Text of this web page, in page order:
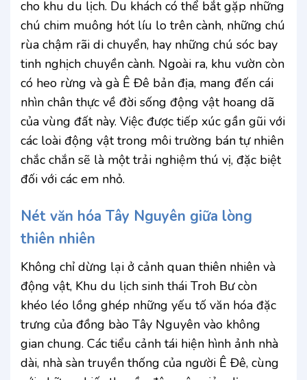
cho khu du lịch. Du khách có thể bắt gặp những
chú chim muông hót líu lo trên cành, những chú
rùa chậm rãi di chuyển, hay những chú sóc bay
tinh nghịch chuyền cành. Ngoài ra, khu vườn còn
có heo rừng và gà Ê Đê bản địa, mang đến cái
nhìn chân thực về đời sống động vật hoang dã
của vùng đất này. Việc được tiếp xúc gần gũi với
các loài động vật trong môi trường bán tự nhiên
chắc chắn sẽ là một trải nghiệm thú vị, đặc biệt
đối với các em nhỏ.
Nét văn hóa Tây Nguyên giữa lòng
thiên nhiên
Không chỉ dừng lại ở cảnh quan thiên nhiên và
động vật, Khu du lịch sinh thái Troh Bư còn
khéo léo lồng ghép những yếu tố văn hóa đặc
trưng của đồng bào Tây Nguyên vào không
gian chung. Các tiểu cảnh tái hiện hình ảnh nhà
dài, nhà sàn truyền thống của người Ê Đê, cùng